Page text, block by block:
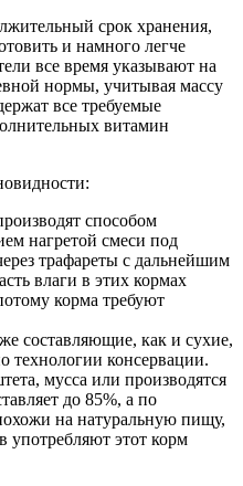
срок хранения,
и намного легче
все время указывают на
нормы, учитывая массу
все требуемые
витамин
способом
нагретой смеси под
трафареты с дальнейшим
влаги в этих кормах
корма требуют
составляющие, как и сухие,
технологии консервации.
мусса или производятся
до 85%, а по
на натуральную пищу,
употребляют этот корм